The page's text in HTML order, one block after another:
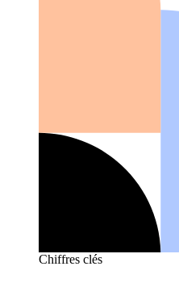
Chiffres clés